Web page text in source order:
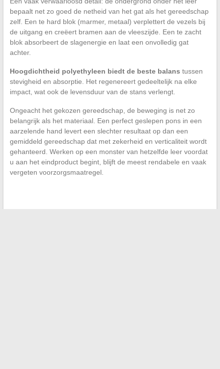
bepaalt net zo goed de netheid van het gat als het gereedschap
zelf. Een te hard blok (marmer, metaal) verplettert de vezels bij
de uitgang en creëert bramen aan de vleeszijde. Een te zacht
blok absorbeert de slagenergie en laat een onvolledig gat
achter.
Hoogdichtheid polyethyleen biedt de beste balans tussen
stevigheid en absorptie. Het regenereert gedeeltelijk na elke
impact, wat ook de levensduur van de stans verlengt.
Ongeacht het gekozen gereedschap, de beweging is net zo
belangrijk als het materiaal. Een perfect geslepen pons in een
aarzelende hand levert een slechter resultaat op dan een
gemiddeld gereedschap dat met zekerheid en verticaliteit wordt
gehanteerd. Werken op een monster van hetzelfde leer voordat
u aan het eindproduct begint, blijft de meest rendabele en vaak
vergeten voorzorgsmaatregel.